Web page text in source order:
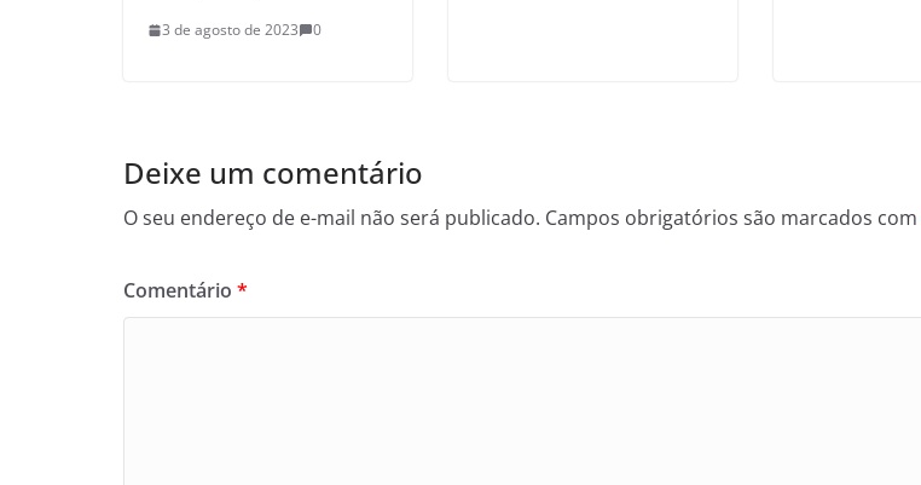
3 de agosto de 2023 0
Deixe um comentário
O seu endereço de e-mail não será publicado. Campos obrigatórios são marcados com
Comentário *